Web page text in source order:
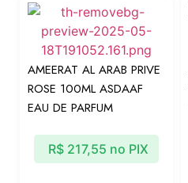
AMEERAT AL ARAB PRIVE
ROSE 100ML ASDAAF
EAU DE PARFUM
R$217,55 no PIX